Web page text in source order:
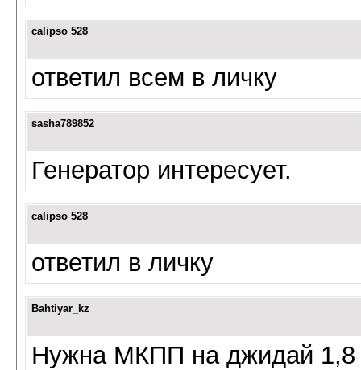
calipso 528
ответил всем в личку
sasha789852
Генератор интересует.
calipso 528
ответил в личку
Bahtiyar_kz
Нужна МКПП на джидай 1,8